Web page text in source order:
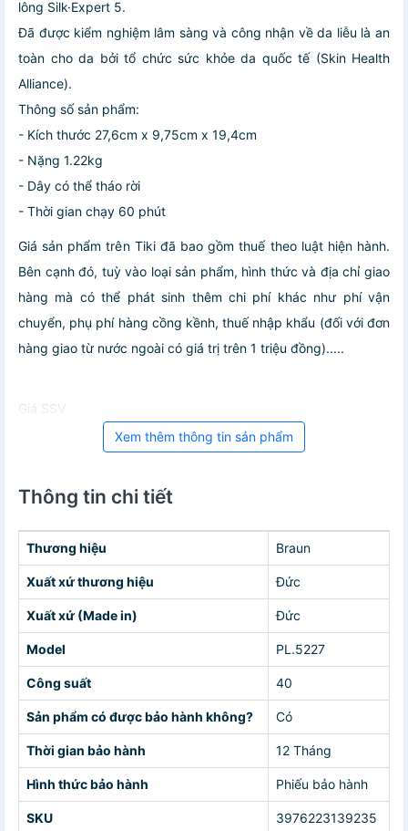
lông Silk·Expert 5.
Đã được kiểm nghiệm lâm sàng và công nhận về da liễu là an
toàn cho da bởi tổ chức sức khỏe da quốc tế (Skin Health
Alliance).
Thông số sản phẩm:
- Kích thước 27,6cm x 9,75cm x 19,4cm
- Nặng 1.22kg
- Dây có thể tháo rời
- Thời gian chạy 60 phút
Giá sản phẩm trên Tiki đã bao gồm thuế theo luật hiện hành.
Bên cạnh đó, tuỳ vào loại sản phẩm, hình thức và địa chỉ giao
hàng mà có thể phát sinh thêm chi phí khác như phí vận
chuyển, phụ phí hàng cồng kềnh, thuế nhập khẩu (đối với đơn
hàng giao từ nước ngoài có giá trị trên 1 triệu đồng).....
Giá SSV
Xem thêm thông tin sản phẩm
Thông tin chi tiết
Thương hiệu Braun
Xuất xứ thương hiệu Đức
Xuất xứ (Made in) Đức
Model PL.5227
Công suất 40
Sản phẩm có được bảo hành không? Có
Thời gian bảo hành 12 Tháng
Hình thức bảo hành Phiếu bảo hành
SKU 3976223139235